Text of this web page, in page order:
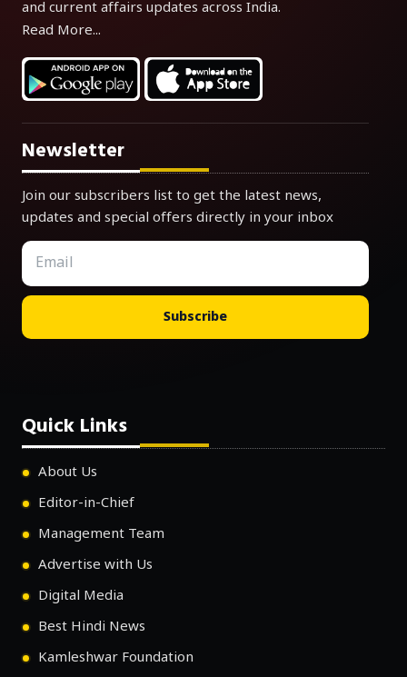
and current affairs updates across India.
Read More...
Newsletter
Join our subscribers list to get the latest news,
updates and special offers directly in your inbox
Subscribe
Quick Links
About Us
Editor-in-Chief
Management Team
Advertise with Us
Digital Media
Best Hindi News
Kamleshwar Foundation